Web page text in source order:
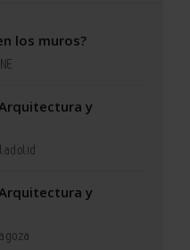
los muros?
y
y